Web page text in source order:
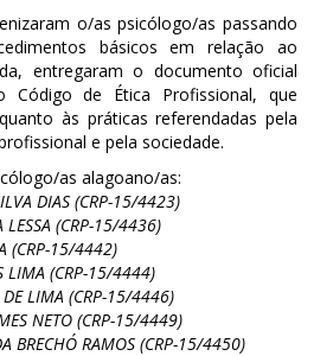
o/as psicólogo/as passando
básicos em relação ao
entregaram o documento oficial
Código de Ética Profissional, que
às práticas referendadas pela
e pela sociedade.
as alagoano/as:
DIAS (CRP-15/4423)
LESSA (CRP-15/4436)
(CRP-15/4442)
LIMA (CRP-15/4444)
LIMA (CRP-15/4446)
NETO (CRP-15/4449)
BRECHÓ RAMOS (CRP-15/4450)